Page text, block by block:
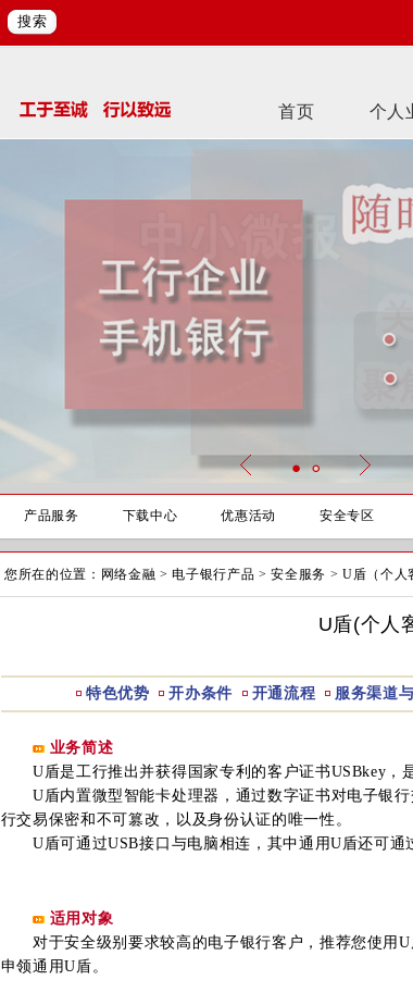
搜索
首页 个人
产品服务 下载中心 优惠活动 安全专区
您所在的位置： 网络金融 >电子银行产品 >安全服务 >U盾（个人
U盾(个人
特色优势 开办条件 开通流程 服务渠道
业务简述
U盾是工行推出并获得国家专利的客户证书USBkey，
U盾内置微型智能卡处理器，通过数字证书对电子银行
行交易保密和不可篡改，以及身份认证的唯一性。
U盾可通过USB接口与电脑相连，其中通用U盾还可通
适用对象
对于安全级别要求较高的电子银行客户，推荐您使用U
申领通用U盾。